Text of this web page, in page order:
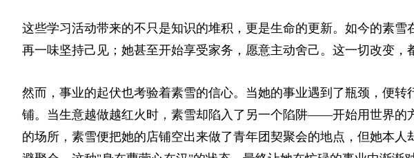
这些学习活动带来的不只是知识的堆积，更是生命的更新。如今的素
再一味坚持己见；她甚至开始享受家务，愿意主动舍己。这一切改变，
然而，事业的起伏也考验着素雪的信心。当她的事业遇到了瓶颈，便
铺。当生意越做越红火时，素雪却陷入了另一个陷阱——开始用世界的
的场所，素雪便把她的店铺空出来做了青年团契聚会的地点，但她本